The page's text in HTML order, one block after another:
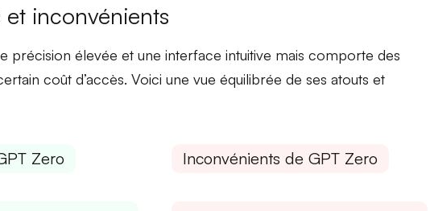
et inconvénients
précision élevée et une interface intuitive mais comporte des
coûtd’accès. Voici une vue équilibrée de ses atouts et
Zero Inconvénients de GPT Zero